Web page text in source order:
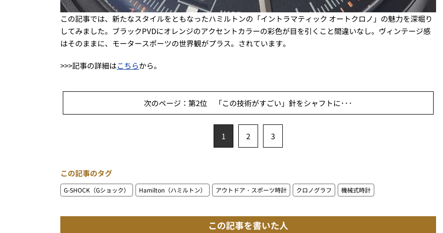
この記事では、新たなスタイルをともなったハミルトンの「イントラマティック オートクロノ」の魅力を深堀り
してみました。ブラックPVDにオレンジのアクセントカラーの彩色が目を引くこと間違いなし。ヴィンテージ感
はそのままに、モータースポーツの世界観がプラス。されています。
>>>記事の詳細はこちらから。
次のページ：第2位 「この技術がすごい」針をシャフトに･･･
1 2 3
この記事のタグ
G-SHOCK（Gショック） Hamilton（ハミルトン） アウトドア・スポーツ時計 クロノグラフ 機械式時計
この記事を書いた人